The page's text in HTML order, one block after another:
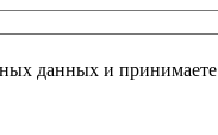
данных и принимаете